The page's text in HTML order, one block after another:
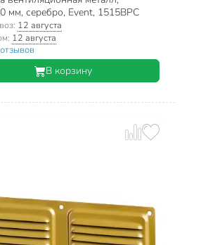
мм, серебро, Event, 1515ВРС
12 августа
12 августа
В корзину